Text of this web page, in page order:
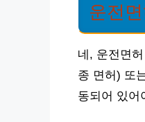
운전
네, 운전면
종 면허) 또
동되어 있어